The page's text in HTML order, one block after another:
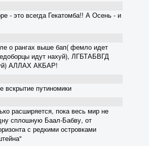
- это всегда Гекатомба!! А Осень - и
о рангах выше бап( фемло идет
идут нахуй), ЛГБТАБВГД
АЛЛАХ АКБАР!
вскрытие пyтиномики
расширяется, пока весь мир не
сплошную Баал-Бабву, от
с редкими островками